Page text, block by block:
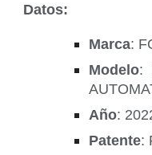
Datos:
Marca:
Modelo:
Año:
Patente: